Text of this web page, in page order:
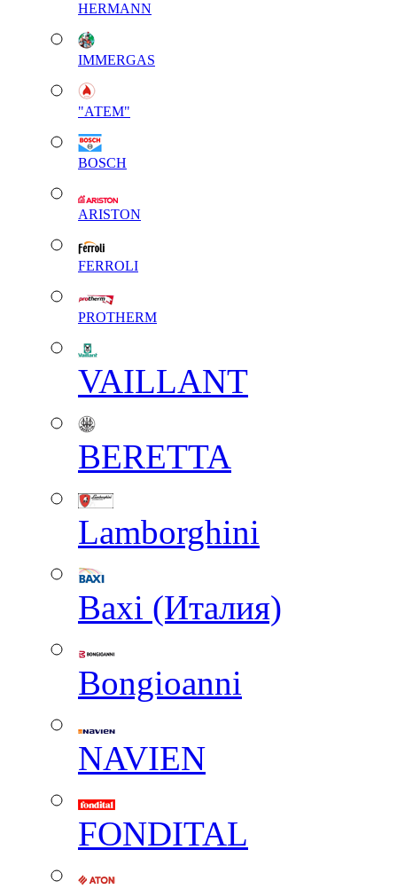
HERMANN
IMMERGAS
"АТЕМ"
BOSCH
ARISTON
FERROLI
PROTHERM
VAILLANT
BERETTA
Lamborghini
Baxi (Италия)
Вongioanni
NAVIEN
FONDITAL